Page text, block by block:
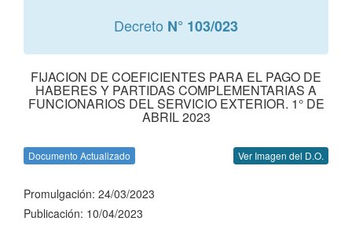
Decreto N° 103/023
FIJACION DE COEFICIENTES PARA EL PAGO DE
HABERES Y PARTIDAS COMPLEMENTARIAS A
FUNCIONARIOS DEL SERVICIO EXTERIOR. 1° DE
ABRIL 2023
Documento Actualizado Ver Imagen del D.O.
Promulgación: 24/03/2023
Publicación: 10/04/2023